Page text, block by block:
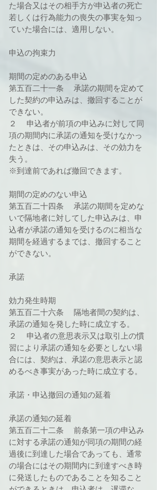
た場合又はその相手方が申込者の死亡
若しくは行為能力の喪失の事実を知っ
ていた場合には、適用しない。
申込の拘束力
期間の定めのある申込
第五百二十一条 　承諾の期間を定めて
した契約の申込みは、撤回することが
できない。
２ 　申込者が前項の申込みに対して同
項の期間内に承諾の通知を受けなかっ
たときは、その申込みは、その効力を
失う。
※到達前であれば撤回できます。
期間の定めのない申込
第五百二十四条 　承諾の期間を定めな
いで隔地者に対してした申込みは、申
込者が承諾の通知を受けるのに相当な
期間を経過するまでは、撤回すること
ができない。
承諾
効力発生時期
第五百二十六条 　隔地者間の契約は、
承諾の通知を発した時に成立する。
２ 　申込者の意思表示又は取引上の慣
習により承諾の通知を必要としない場
合には、契約は、承諾の意思表示と認
めるべき事実があった時に成立する。
承諾・申込撤回の通知の延着
承諾の通知の延着
第五百二十二条 　前条第一項の申込み
に対する承諾の通知が同項の期間の経
過後に到達した場合であっても、通常
の場合にはその期間内に到達すべき時
に発送したものであることを知ること